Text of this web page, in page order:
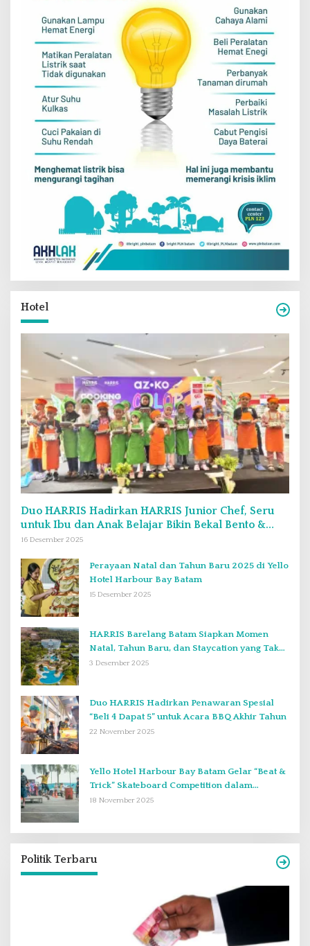
Hotel
Duo HARRIS Hadirkan HARRIS Junior Chef, Seru
untuk Ibu dan Anak Belajar Bikin Bekal Bento &
Kimbab
16 Desember 2025
Perayaan Natal dan Tahun Baru 2025 di Yello
Hotel Harbour Bay Batam
15 Desember 2025
HARRIS Barelang Batam Siapkan Momen
Natal, Tahun Baru, dan Staycation yang Tak
Terlupakan di Desember 2025
3 Desember 2025
Duo HARRIS Hadirkan Penawaran Spesial
“Beli 4 Dapat 5” untuk Acara BBQ Akhir Tahun
22 November 2025
Yello Hotel Harbour Bay Batam Gelar “Beat &
Trick” Skateboard Competition dalam
Perayaan Anniversary ke-2
18 November 2025
Politik Terbaru